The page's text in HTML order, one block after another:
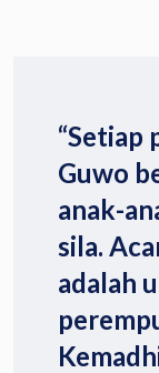
“Setiap
Guwo
anak-
sila.
adalah